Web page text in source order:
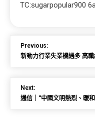
TC:sugarpopular900
Previous:
新動力行業失業機遇多 高
Next:
通信｜“中國文明熱烈、暖